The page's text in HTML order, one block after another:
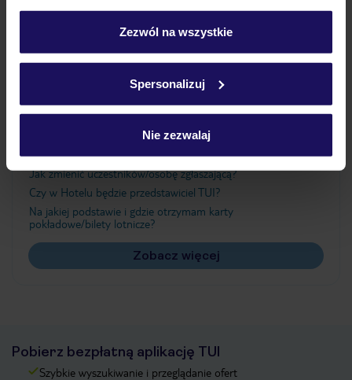
personalizować swój wybór wchodząc w zakładkę
Szczegółowe informacje o plikach cookie znajdziesz
Zezwól na wszystkie
Spersonalizuj
Nie zezwalaj
Ważne informacje
Jak zmienić uczestników/osobę zgłaszającą?
Czy w Hotelu będzie przedstawiciel TUI?
Na jakiej podstawie i gdzie otrzymam karty
pokładowe/bilety lotnicze?
Zobacz więcej
Pobierz bezpłatną aplikację TUI
Szybkie wyszukiwanie i przeglądanie ofert